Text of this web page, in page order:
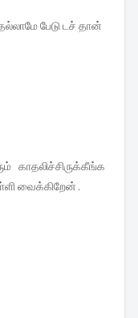
பேடு டச் தான்
காதலிச்சிருக்கீங்க
வைக்கிறேன் .